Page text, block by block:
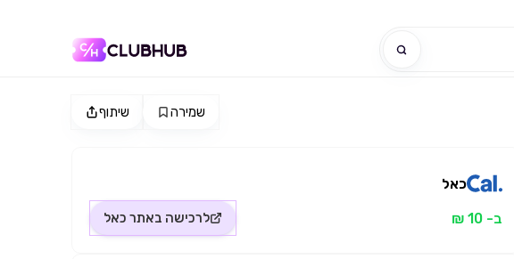
שיתוף שמירה
כאל
ב- 10 ₪ לרכישה באתר כאל